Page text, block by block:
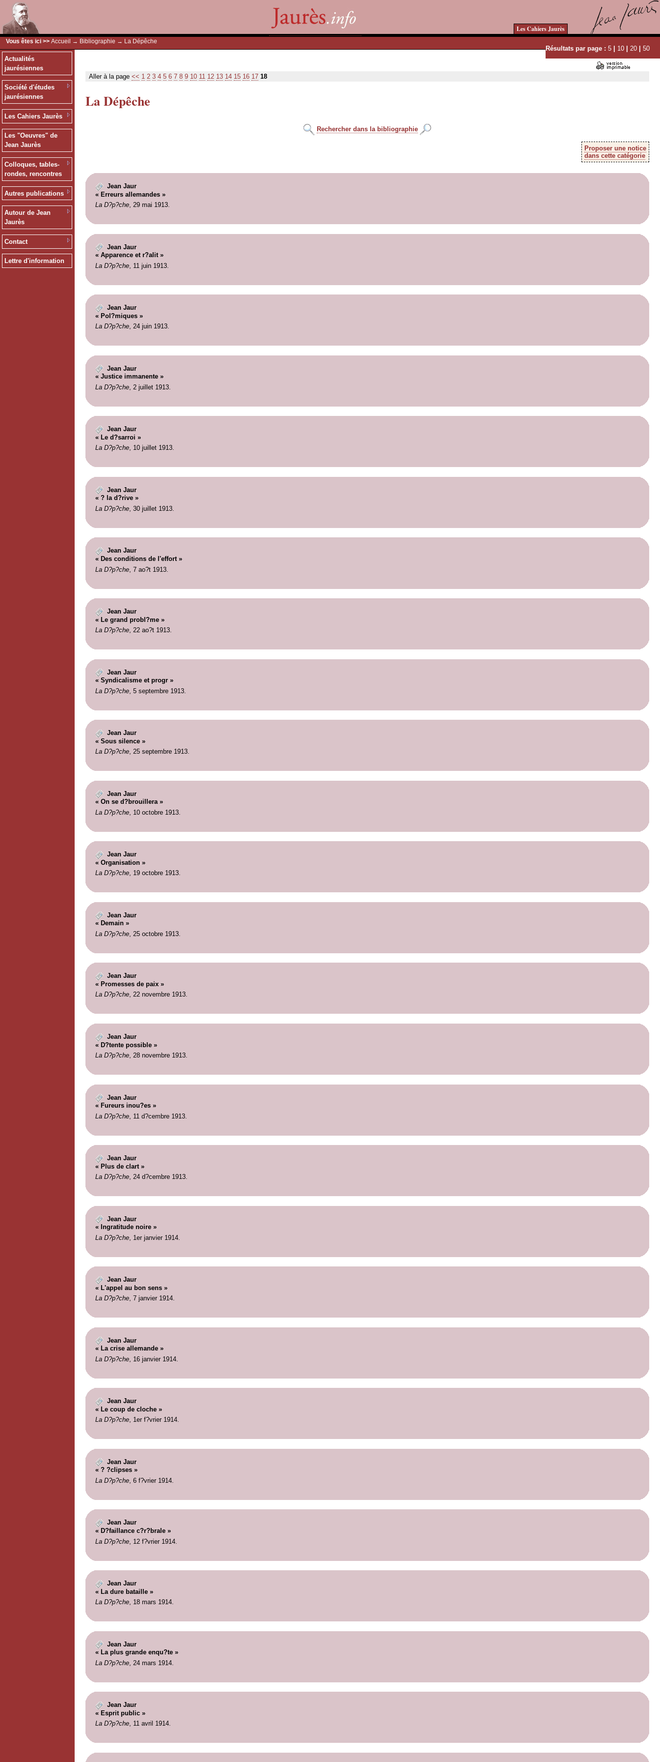
Les Cahiers Jaurès
Vous êtes ici >> Accueil → Bibliographie → La Dépêche
Résultats par page : 5 | 10 | 20 | 50
Actualités
jaurésiennes
Société d'études
jaurésiennes
Les Cahiers Jaurès
Les "Oeuvres" de
Jean Jaurès
Colloques, tables-
rondes, rencontres
Autres publications
Autour de Jean
Jaurès
Contact
Lettre d'information
Aller à la page << 1 2 3 4 5 6 7 8 9 10 11 12 13 14 15 16 17 18
La Dépêche
Rechercher dans la bibliographie
Proposer une notice
dans cette catégorie
Jean Jaur
« Erreurs allemandes »
La D?p?che, 29 mai 1913.
Jean Jaur
« Apparence et r?alit »
La D?p?che, 11 juin 1913.
Jean Jaur
« Pol?miques »
La D?p?che, 24 juin 1913.
Jean Jaur
« Justice immanente »
La D?p?che, 2 juillet 1913.
Jean Jaur
« Le d?sarroi »
La D?p?che, 10 juillet 1913.
Jean Jaur
« ? la d?rive »
La D?p?che, 30 juillet 1913.
Jean Jaur
« Des conditions de l'effort »
La D?p?che, 7 ao?t 1913.
Jean Jaur
« Le grand probl?me »
La D?p?che, 22 ao?t 1913.
Jean Jaur
« Syndicalisme et progr »
La D?p?che, 5 septembre 1913.
Jean Jaur
« Sous silence »
La D?p?che, 25 septembre 1913.
Jean Jaur
« On se d?brouillera »
La D?p?che, 10 octobre 1913.
Jean Jaur
« Organisation »
La D?p?che, 19 octobre 1913.
Jean Jaur
« Demain »
La D?p?che, 25 octobre 1913.
Jean Jaur
« Promesses de paix »
La D?p?che, 22 novembre 1913.
Jean Jaur
« D?tente possible »
La D?p?che, 28 novembre 1913.
Jean Jaur
« Fureurs inou?es »
La D?p?che, 11 d?cembre 1913.
Jean Jaur
« Plus de clart »
La D?p?che, 24 d?cembre 1913.
Jean Jaur
« Ingratitude noire »
La D?p?che, 1er janvier 1914.
Jean Jaur
« L'appel au bon sens »
La D?p?che, 7 janvier 1914.
Jean Jaur
« La crise allemande »
La D?p?che, 16 janvier 1914.
Jean Jaur
« Le coup de cloche »
La D?p?che, 1er f?vrier 1914.
Jean Jaur
« ? ?clipses »
La D?p?che, 6 f?vrier 1914.
Jean Jaur
« D?faillance c?r?brale »
La D?p?che, 12 f?vrier 1914.
Jean Jaur
« La dure bataille »
La D?p?che, 18 mars 1914.
Jean Jaur
« La plus grande enqu?te »
La D?p?che, 24 mars 1914.
Jean Jaur
« Esprit public »
La D?p?che, 11 avril 1914.